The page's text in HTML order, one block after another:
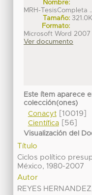
Nombre:
MRH-TesisCompleta
Tamaño:
Formato:
Microsoft Word 2007
Ver documento
Este ítem aparece
colección(ones)
Conacyt[10019]
Científica[56]
Visualización del
Título
Ciclos político
México, 1980-2007
Autor
REYES